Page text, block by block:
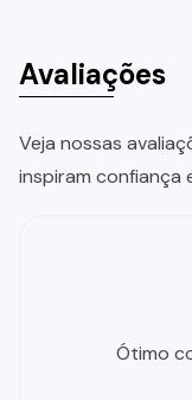
Avaliações
Veja nossas
inspiram confiança
Ótimo